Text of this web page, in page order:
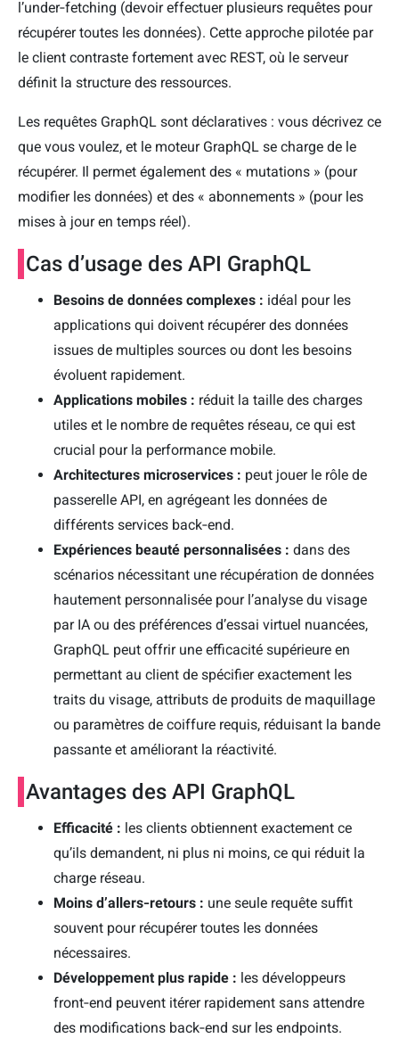
l’under‑fetching (devoir effectuer plusieurs requêtes pour
récupérer toutes les données). Cette approche pilotée par
le client contraste fortement avec REST, où le serveur
définit la structure des ressources.
Les requêtes GraphQL sont déclaratives : vous décrivez ce
que vous voulez, et le moteur GraphQL se charge de le
récupérer. Il permet également des « mutations » (pour
modifier les données) et des « abonnements » (pour les
mises à jour en temps réel).
Cas d’usage des API GraphQL
Besoins de données complexes : idéal pour les
applications qui doivent récupérer des données
issues de multiples sources ou dont les besoins
évoluent rapidement.
Applications mobiles : réduit la taille des charges
utiles et le nombre de requêtes réseau, ce qui est
crucial pour la performance mobile.
Architectures microservices : peut jouer le rôle de
passerelle API, en agrégeant les données de
différents services back‑end.
Expériences beauté personnalisées : dans des
scénarios nécessitant une récupération de données
hautement personnalisée pour l’analyse du visage
par IA ou des préférences d’essai virtuel nuancées,
GraphQL peut offrir une efficacité supérieure en
permettant au client de spécifier exactement les
traits du visage, attributs de produits de maquillage
ou paramètres de coiffure requis, réduisant la bande
passante et améliorant la réactivité.
Avantages des API GraphQL
Efficacité : les clients obtiennent exactement ce
qu’ils demandent, ni plus ni moins, ce qui réduit la
charge réseau.
Moins d’allers‑retours : une seule requête suffit
souvent pour récupérer toutes les données
nécessaires.
Développement plus rapide : les développeurs
front‑end peuvent itérer rapidement sans attendre
des modifications back‑end sur les endpoints.